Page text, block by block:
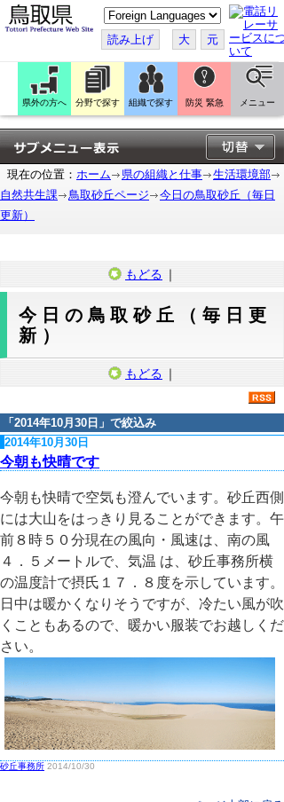
こ
の
ペ
ー
ジ
翻
訳
す
る
読み上げ 大 元
県外の方へ 分野で探す 組織で探す 防災 緊急 メニュー
現在の位置： ホーム 県の組織と仕事
生活環境部
自然共生課
鳥取砂丘ページ
今日の鳥取砂丘（毎日
更新）
もどる ｜
今日の鳥取砂丘（毎日更
新）
もどる ｜
「 2014年10月30日 」で絞込み
2014年10月30日
今朝も快晴です
今朝も快晴で空気も澄んでいます。砂丘西側
には大山をはっきり見ることができます。午
前８時５０分現在の風向・風速は、南の風
４．５メートルで、気温 は、砂丘事務所横
の温度計で摂氏１７．８度を示しています。
日中は暖かくなりそうですが、冷たい風が吹
くこともあるので、暖かい服装でお越しくだ
さい。
砂丘事務所 2014/10/30